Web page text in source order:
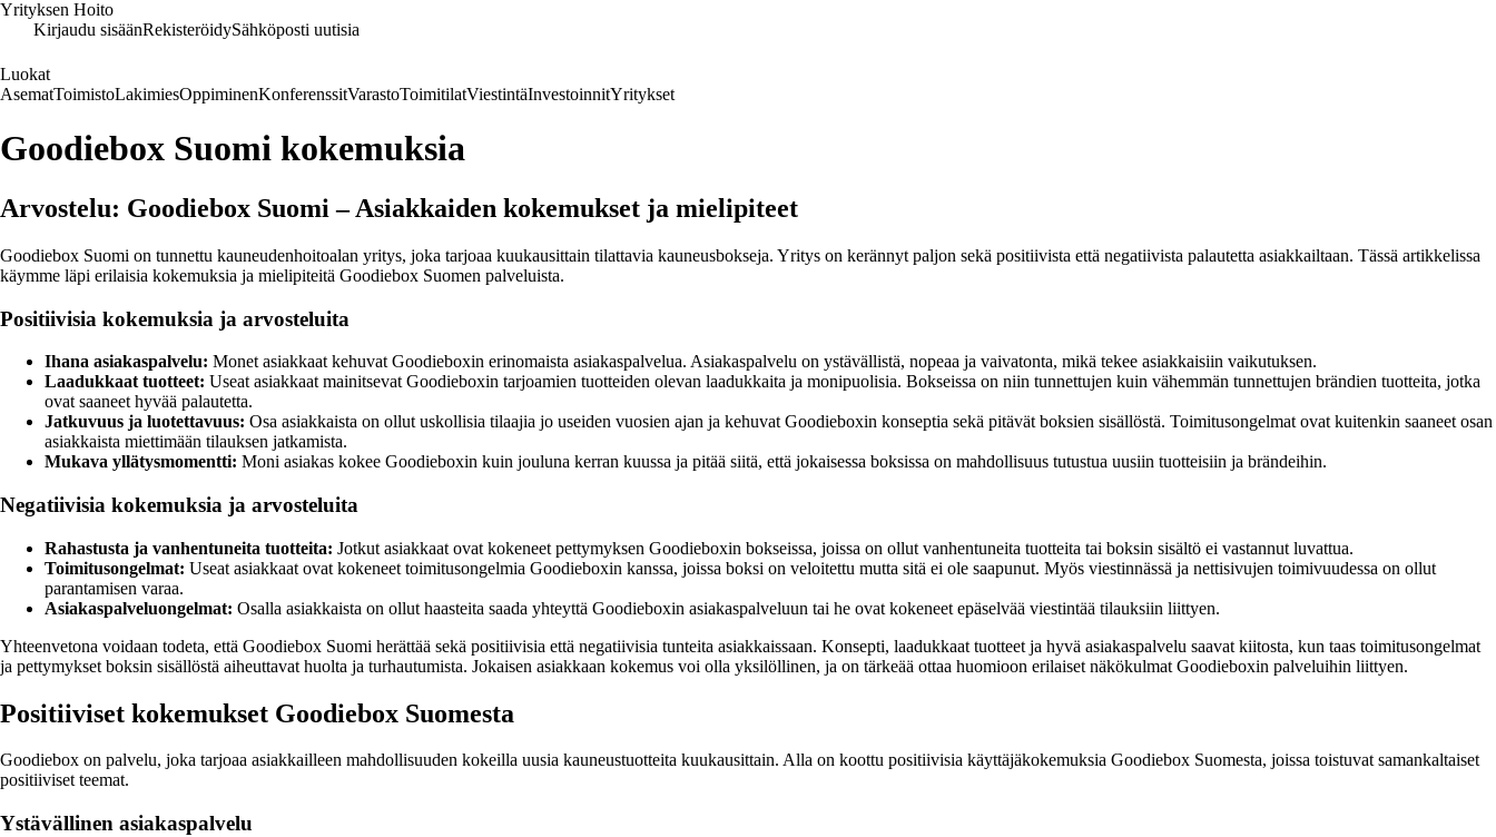
Yrityksen Hoito
Kirjaudu sisäänRekisteröidySähköposti uutisia
Luokat
AsematToimistoLakimiesOppiminenKonferenssitVarastoToimitilatViestintäInvestoinnitYritykset
Goodiebox Suomi kokemuksia
Arvostelu: Goodiebox Suomi – Asiakkaiden kokemukset ja mielipiteet
Goodiebox Suomi on tunnettu kauneudenhoitoalan yritys, joka tarjoaa kuukausittain tilattavia kauneusbokseja. Yritys on kerännyt paljon sekä positiivista että negatiivista palautetta asiakkailtaan. Tässä artikkelissa
käymme läpi erilaisia kokemuksia ja mielipiteitä Goodiebox Suomen palveluista.
Positiivisia kokemuksia ja arvosteluita
Ihana asiakaspalvelu: Monet asiakkaat kehuvat Goodieboxin erinomaista asiakaspalvelua. Asiakaspalvelu on ystävällistä, nopeaa ja vaivatonta, mikä tekee asiakkaisiin vaikutuksen.
Laadukkaat tuotteet: Useat asiakkaat mainitsevat Goodieboxin tarjoamien tuotteiden olevan laadukkaita ja monipuolisia. Bokseissa on niin tunnettujen kuin vähemmän tunnettujen brändien tuotteita, jotka
ovat saaneet hyvää palautetta.
Jatkuvuus ja luotettavuus: Osa asiakkaista on ollut uskollisia tilaajia jo useiden vuosien ajan ja kehuvat Goodieboxin konseptia sekä pitävät boksien sisällöstä. Toimitusongelmat ovat kuitenkin saaneet osan
asiakkaista miettimään tilauksen jatkamista.
Mukava yllätysmomentti: Moni asiakas kokee Goodieboxin kuin jouluna kerran kuussa ja pitää siitä, että jokaisessa boksissa on mahdollisuus tutustua uusiin tuotteisiin ja brändeihin.
Negatiivisia kokemuksia ja arvosteluita
Rahastusta ja vanhentuneita tuotteita: Jotkut asiakkaat ovat kokeneet pettymyksen Goodieboxin bokseissa, joissa on ollut vanhentuneita tuotteita tai boksin sisältö ei vastannut luvattua.
Toimitusongelmat: Useat asiakkaat ovat kokeneet toimitusongelmia Goodieboxin kanssa, joissa boksi on veloitettu mutta sitä ei ole saapunut. Myös viestinnässä ja nettisivujen toimivuudessa on ollut
parantamisen varaa.
Asiakaspalveluongelmat: Osalla asiakkaista on ollut haasteita saada yhteyttä Goodieboxin asiakaspalveluun tai he ovat kokeneet epäselvää viestintää tilauksiin liittyen.
Yhteenvetona voidaan todeta, että Goodiebox Suomi herättää sekä positiivisia että negatiivisia tunteita asiakkaissaan. Konsepti, laadukkaat tuotteet ja hyvä asiakaspalvelu saavat kiitosta, kun taas toimitusongelmat
ja pettymykset boksin sisällöstä aiheuttavat huolta ja turhautumista. Jokaisen asiakkaan kokemus voi olla yksilöllinen, ja on tärkeää ottaa huomioon erilaiset näkökulmat Goodieboxin palveluihin liittyen.
Positiiviset kokemukset Goodiebox Suomesta
Goodiebox on palvelu, joka tarjoaa asiakkailleen mahdollisuuden kokeilla uusia kauneustuotteita kuukausittain. Alla on koottu positiivisia käyttäjäkokemuksia Goodiebox Suomesta, joissa toistuvat samankaltaiset
positiiviset teemat.
Ystävällinen asiakaspalvelu